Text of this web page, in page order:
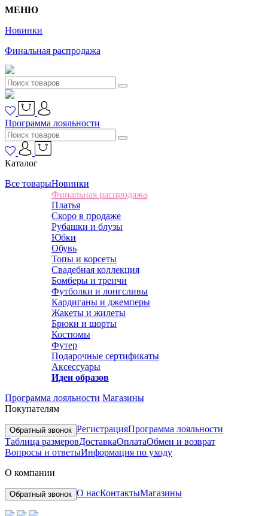
МЕНЮ
Новинки
Финальная распродажа
Программа лояльности
Каталог
Все товарыНовинки
Финальная распродажа
Платья
Скоро в продаже
Рубашки и блузы
Юбки
Обувь
Топы и корсеты
Свадебная коллекция
Бомберы и тренчи
Футболки и лонгсливы
Кардиганы и джемперы
Жакеты и жилеты
Брюки и шорты
Костюмы
Футер
Подарочные сертификаты
Аксессуары
Идеи образов
Программа лояльности Магазины
Покупателям
Обратный звонок РегистрацияПрограмма лояльности
Таблица размеровДоставкаОплатаОбмен и возврат
Вопросы и ответыИнформация по уходу
О компании
Обратный звонок О насКонтактыМагазины